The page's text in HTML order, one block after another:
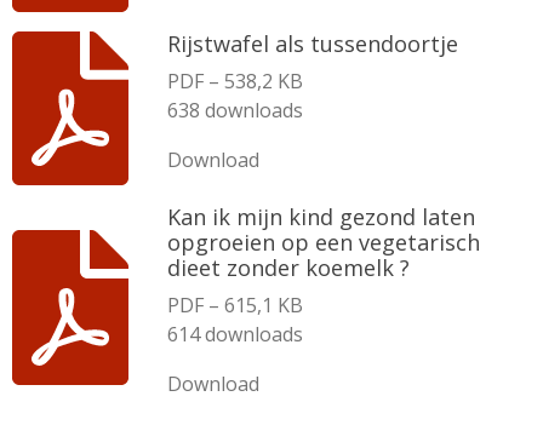
Rijstwafel als tussendoortje
PDF – 538,2 KB
638 downloads
Download
Kan ik mijn kind gezond laten
opgroeien op een vegetarisch
dieet zonder koemelk ?
PDF – 615,1 KB
614 downloads
Download